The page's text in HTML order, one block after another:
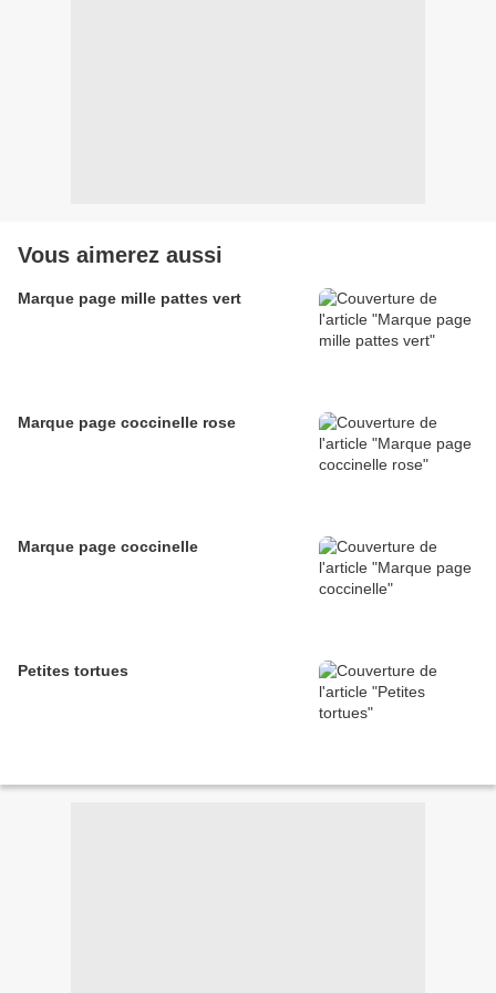
Vous aimerez aussi
Marque page mille pattes vert
Marque page coccinelle rose
Marque page coccinelle
Petites tortues